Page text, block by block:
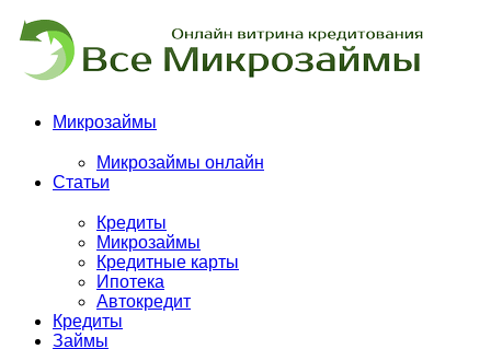
Микрозаймы
Микрозаймы онлайн
Статьи
Кредиты
Микрозаймы
Кредитные карты
Ипотека
Автокредит
Кредиты
Займы